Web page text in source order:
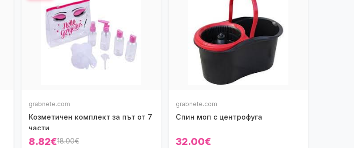
grabnete.com
Козметичен комплект за път от 7
части
8.82€18.00€
grabnete.com
Спин моп с центрофуга
32.00€